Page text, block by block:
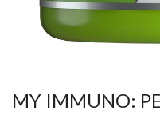
MY IMMUNO: